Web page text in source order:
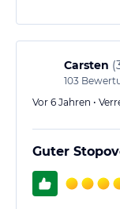
der zu
Gerümpel…
Carsten (
103
Vor 6 Jahren •
Guter